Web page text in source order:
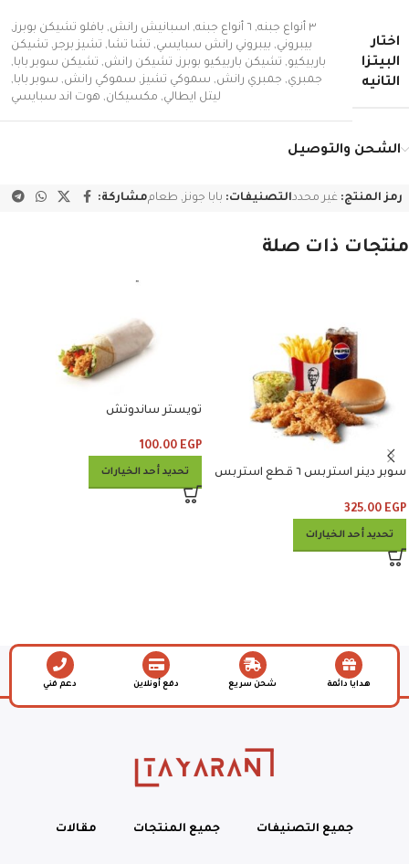
اختار
البيتزا
التانيه
٣ أنواع جبنه , ٦ أنواع جبنه , اسبانيش رانش, بافلو تشيكن بوبرز,
بيبروني, بيبروني رانش سبايسي, تشا تشا, تشيز برجر, تشيكن
باربيكيو, تشيكن باربيكيو بوبرز, تشيكن رانش, تشيكن سوبر بابا,
جمبري, جمبري رانش, سموكي تشيز, سموكي رانش, سوبر بابا,
ليتل ايطالي, مكسيكان, هوت اند سبايسي
الشحن والتوصيل
رمز المنتج: غير محددالتصنيفات: بابا جونز, طعاممشاركة:
منتجات ذات صلة
سوبر دينر استربس ٦ قطع استربس
325.00 EGP
تحديد أحد الخيارات
تويستر ساندوتش
100.00 EGP
تحديد أحد الخيارات
هدايا دائمة شحن سريع دفع أونلاين دعم فني
جميع التصنيفات جميع المنتجات مقالات